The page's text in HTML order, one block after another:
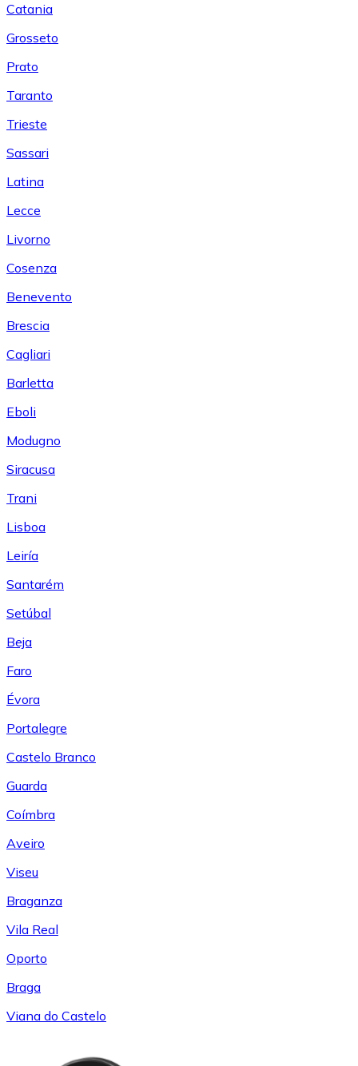
Catania
Grosseto
Prato
Taranto
Trieste
Sassari
Latina
Lecce
Livorno
Cosenza
Benevento
Brescia
Cagliari
Barletta
Eboli
Modugno
Siracusa
Trani
Lisboa
Leiría
Santarém
Setúbal
Beja
Faro
Évora
Portalegre
Castelo Branco
Guarda
Coímbra
Aveiro
Viseu
Braganza
Vila Real
Oporto
Braga
Viana do Castelo